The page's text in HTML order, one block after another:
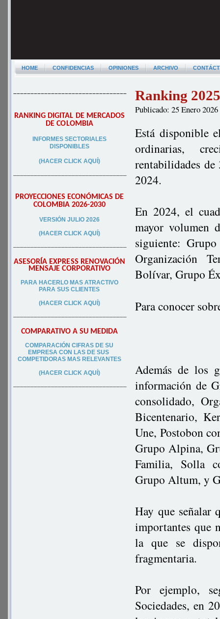
HOME CONFIDENCIAS OPINIONES ARCHIVO
–––––––––––––––––––––––––––––––––
RANKING DIGITAL DE MERCADOS
DE COLOMBIA
INFORMES SECTORIALES
DISPONIBLES
(HACER CLICK AQUÍ)
–––––––––––––––––––––––––––––––––
PROYECCIONES ECONÓMICAS DE
COLOMBIA 2026-2030
VERSIÓN JULIO 2026
(HACER CLICK AQUÍ)
–––––––––––––––––––––––––––––––––
ASESORÍA EXPRESS RENOVACIÓN
MENSAJE CORPORATIVO
PARA HACERLO MAS ATRACTIVO
PARA SUS CLIENTES
(HACER CLICK AQUÍ)
–––––––––––––––––––––––––––––––––
COMPARATIVO A SU MEDIDA
COMPARACIÓN CIFRAS DE SU
EMPRESA CON LAS DE SUS
COMPETIDORAS MAS RELEVANTES
(HACER CLICK AQUÍ)
–––––––––––––––––––––––––––––––––
Ranking
Publicado: 25 Enero 2026
Está disponible
ordinarias,
rentabilidades
2024.
En 2024, el
mayor volumen
siguiente:
Organización
Bolívar, Grupo
Para conocer
Además de los
información de
consolidado,
Bicentenario,
Une, Postobon
Grupo Alpina,
Familia, Solla
Grupo Altum, y
Hay que señalar
importantes que
la que se
fragmentaria.
Por ejemplo,
Sociedades, en